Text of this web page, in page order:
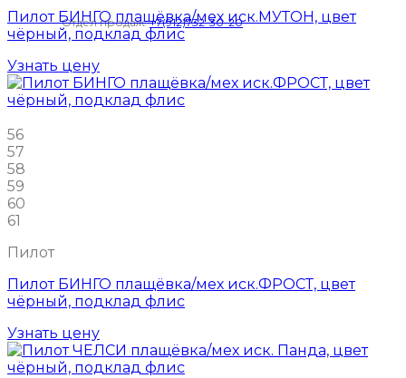
Отдел продаж:+7(912)732-30-20
Пилот БИНГО плащёвка/мех иск.МУТОН, цвет
чёрный, подклад флис
Узнать цену
56
57
58
59
60
61
Пилот
Пилот БИНГО плащёвка/мех иск.ФРОСТ, цвет
чёрный, подклад флис
Узнать цену